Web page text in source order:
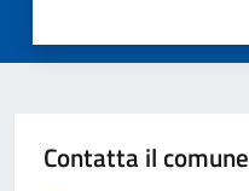
Contatta il comune